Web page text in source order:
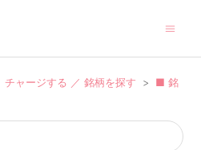
チャージする ／ 銘柄を探す
■ 銘